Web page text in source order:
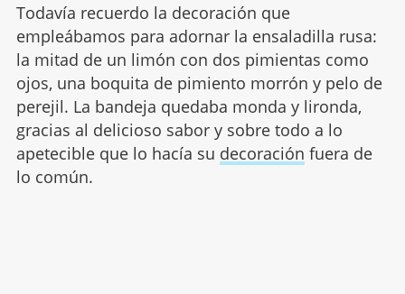
Todavía recuerdo la decoración que
empleábamos para adornar la ensaladilla rusa:
la mitad de un limón con dos pimientas como
ojos, una boquita de pimiento morrón y pelo de
perejil. La bandeja quedaba monda y lironda,
gracias al delicioso sabor y sobre todo a lo
apetecible que lo hacía su decoración fuera de
lo común.